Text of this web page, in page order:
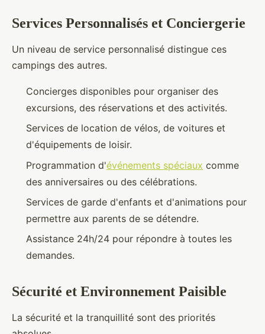
Services Personnalisés et Conciergerie
Un niveau de service personnalisé distingue ces
campings des autres.
Concierges disponibles pour organiser des
excursions, des réservations et des activités.
Services de location de vélos, de voitures et
d'équipements de loisir.
Programmation d'événements spéciaux comme
des anniversaires ou des célébrations.
Services de garde d'enfants et d'animations pour
permettre aux parents de se détendre.
Assistance 24h/24 pour répondre à toutes les
demandes.
Sécurité et Environnement Paisible
La sécurité et la tranquillité sont des priorités